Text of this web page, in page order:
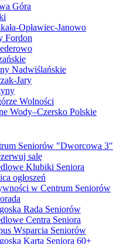
Góra
Opławiec-Janowo
Fordon
Nadwiślańskie
Jary
Wolności
Wody–Czersko Polskie
Seniorów "Dworcowa 3"
salę
Klubiki Seniora
ogłoszeń
w Centrum Seniorów
Rada Seniorów
Centra Seniora
Wsparcia Seniorów
Karta Seniora 60+